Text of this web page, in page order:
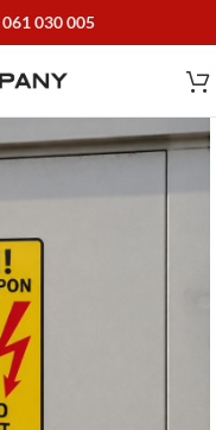
061 030 005